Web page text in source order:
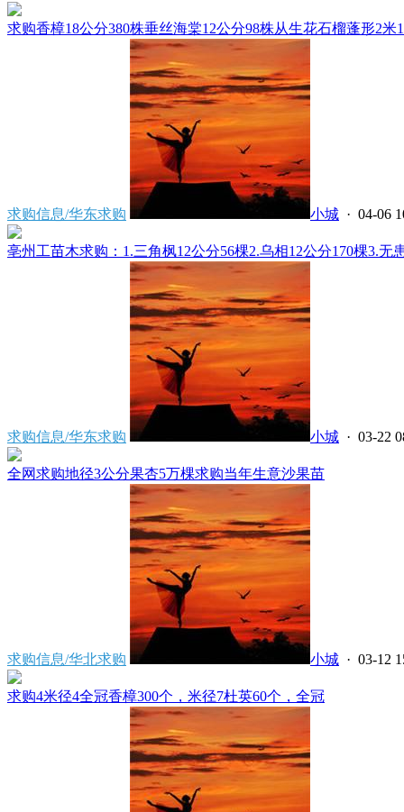
求购香樟18公分380株垂丝海棠12公分98株从生花石榴蓬形2米
求购信息/华东求购 小城 · 04-06
亳州工苗木求购：1.三角枫12公分56棵2.乌相12公分170棵3.无
求购信息/华东求购 小城 · 03-22
全网求购地径3公分果杏5万棵求购当年生意沙果苗
求购信息/华北求购 小城 · 03-12
求购4米径4全冠香樟300个，米径7杜英60个，全冠